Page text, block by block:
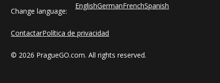
© 2026 PragueGO.com. All rights reserved.
ContactarPolítica de privacidad
Change language:
EnglishGermanFrenchSpanish